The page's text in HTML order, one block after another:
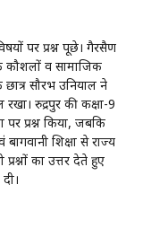
पर प्रश्न पूछे। गैरसैण
कौशलों व सामाजिक
छात्र सौरभ उनियाल ने
रुद्रपुर की कक्षा-9
पर प्रश्न किया, जबकि
शिक्षा से राज्य
का उत्तर देते हुए